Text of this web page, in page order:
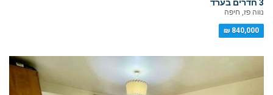
3 חדרים בערד
נווה פז, חיפה
840,000 ₪